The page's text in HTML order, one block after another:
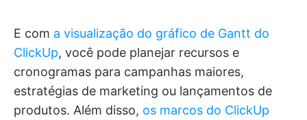
E com a visualização do gráfico de Gantt do
ClickUp, você pode planejar recursos e
cronogramas para campanhas maiores,
estratégias de marketing ou lançamentos de
produtos. Além disso, os marcos do ClickUp